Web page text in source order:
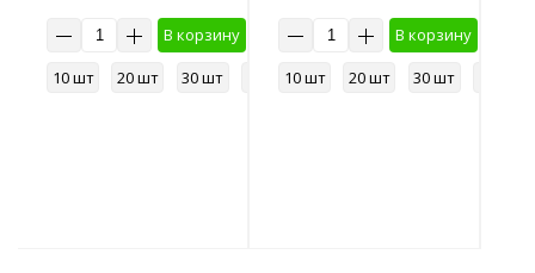
50 шт
В корзину
10 шт
20 шт 30 шт 50 шт
В корзину
10 шт
20 шт 30 шт